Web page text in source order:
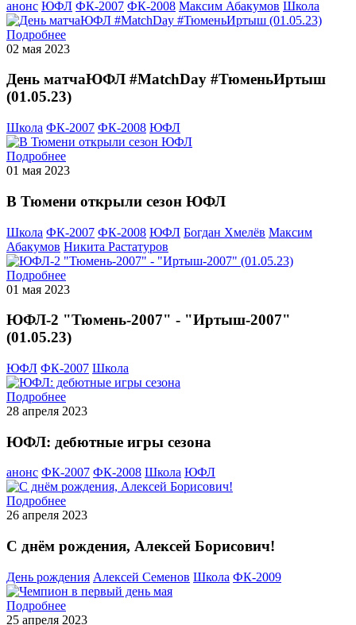
анонс ЮФЛ ФК-2007 ФК-2008 Максим Абакумов Школа
Подробнее
02 мая 2023
День матчаЮФЛ #MatchDay #ТюменьИртыш
(01.05.23)
Школа ФК-2007 ФК-2008 ЮФЛ
Подробнее
01 мая 2023
В Тюмени открыли сезон ЮФЛ
Школа ФК-2007 ФК-2008 ЮФЛ Богдан Хмелёв Максим
Абакумов Никита Растатуров
Подробнее
01 мая 2023
ЮФЛ-2 "Тюмень-2007" - "Иртыш-2007"
(01.05.23)
ЮФЛ ФК-2007 Школа
Подробнее
28 апреля 2023
ЮФЛ: дебютные игры сезона
анонс ФК-2007 ФК-2008 Школа ЮФЛ
Подробнее
26 апреля 2023
С днём рождения, Алексей Борисович!
День рождения Алексей Семенов Школа ФК-2009
Подробнее
25 апреля 2023